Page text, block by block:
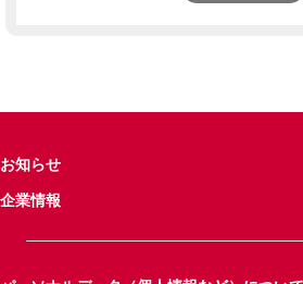
お知らせ
企業情報